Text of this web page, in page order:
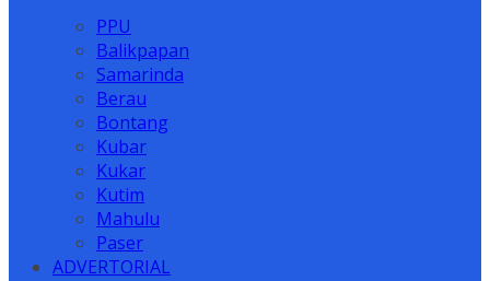
PPU
Balikpapan
Samarinda
Berau
Bontang
Kubar
Kukar
Kutim
Mahulu
Paser
ADVERTORIAL